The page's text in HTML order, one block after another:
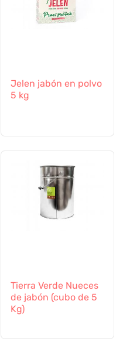
Jelen jabón en polvo
5 kg
Tierra Verde Nueces
de jabón (cubo de 5
Kg)